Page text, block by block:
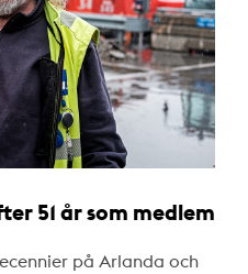
51 år som medlem
på Arlanda och